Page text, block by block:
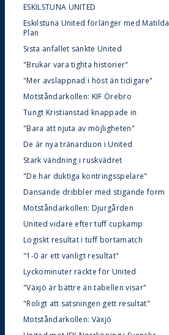
ESKILSTUNA UNITED
Eskilstuna United förlänger med Matilda
Plan
Sista anfallet sänkte United
"Brukar vara tighta historier"
"Mer avslappnad i höst än tidigare"
Motståndarkollen: KIF Örebro
Tungt Kristianstad knappade in
"Bara att njuta av möjligheten"
De är nya tränarduon i United
Stark vändning i ruskvädret
"De har duktiga kontringsspelare"
Dansande dribbler med stigande form
Motståndarkollen: Djurgården
United vidare efter tuff cupkamp
Logiskt resultat i tuff bortamatch
"1-0 är ett vanligt resultat"
Lyckominuter räckte för United
"Växjö är bättre än tabellen visar"
"Roligt att satsningen gett resultat"
Motståndarkollen: Växjö